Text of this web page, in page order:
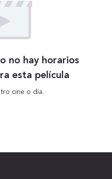
no hay horarios
esta película
cine o día.